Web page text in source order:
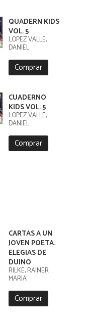
QUADERN KIDS
VOL. 5
LÓPEZ VALLE,
DANIEL
Comprar
CUADERNO
KIDS VOL. 5
LÓPEZ VALLE,
DANIEL
Comprar
CARTAS A UN
JOVEN POETA.
ELEGIAS DE
DUINO
RILKE, RAINER
MARIA
Comprar